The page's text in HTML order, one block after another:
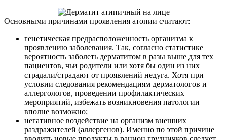
Основными причинами проявления атопии считают:
генетическая предрасположенность организма к
проявлению заболевания. Так, согласно статистике
вероятность заболеть дерматитом в разы выше для тех
пациентов, чьи родители или хотя бы один из них
страдали/страдают от проявлений недуга. Хотя при
условии следования рекомендациям дерматологов и
аллергологов, проведении профилактических
мероприятий, избежать возникновения патологии
вполне возможно;
негативное воздействие на организм внешних
раздражителей (аллергенов). Именно по этой причине